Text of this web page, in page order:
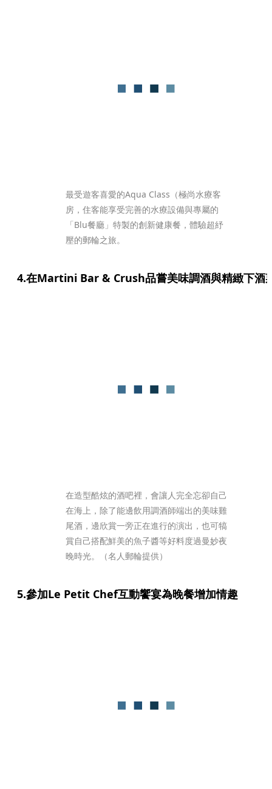
最受遊客喜愛的Aqua Class（極尚水療客
房，住客能享受完善的水療設備與專屬的
「Blu餐廳」特製的創新健康餐，體驗超紓
壓的郵輪之旅。
4.在Martini Bar & Crush品嘗美味調酒與精緻下酒
在造型酷炫的酒吧裡，會讓人完全忘卻自己
在海上，除了能邊飲用調酒師端出的美味雞
尾酒，邊欣賞一旁正在進行的演出，也可犒
賞自己搭配鮮美的魚子醬等好料度過曼妙夜
晚時光。（名人郵輪提供）
5.參加Le Petit Chef互動饗宴為晚餐增加情趣